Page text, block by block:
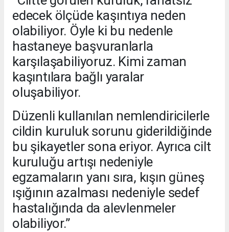
edecek ölçüde kaşıntıya neden
olabiliyor. Öyle ki bu nedenle
hastaneye başvuranlarla
karşılaşabiliyoruz. Kimi zaman
kaşıntılara bağlı yaralar
oluşabiliyor.
Düzenli kullanılan nemlendiricilerle
cildin kuruluk sorunu giderildiğinde
bu şikayetler sona eriyor. Ayrıca cilt
kuruluğu artışı nedeniyle
egzamaların yanı sıra, kışın güneş
ışığının azalması nedeniyle sedef
hastalığında da alevlenmeler
olabiliyor.”